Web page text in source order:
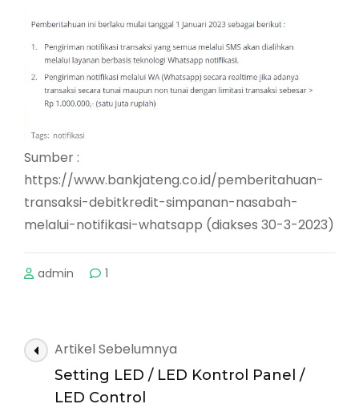
Sumber :
https://www.bankjateng.co.id/pemberitahuan-
transaksi-debitkredit-simpanan-nasabah-
melalui-notifikasi-whatsapp (diakses 30-3-2023)
admin 1
Navigasi
Artikel
Artikel Sebelumnya
Setting LED / LED Kontrol Panel /
LED Control